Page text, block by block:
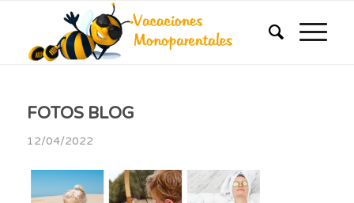
FOTOS BLOG
12/04/2022